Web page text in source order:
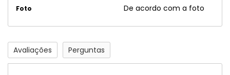
Foto De acordo com a foto
Avaliações Perguntas